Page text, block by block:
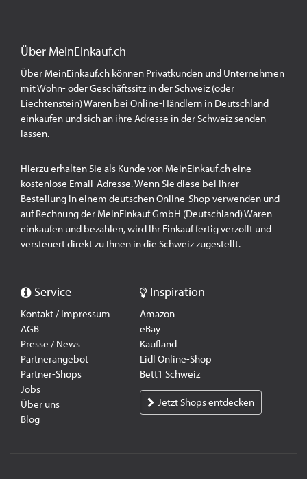
Über MeinEinkauf.ch
Über MeinEinkauf.ch können Privatkunden und Unternehmen
mit Wohn- oder Geschäftssitz in der Schweiz (oder
Liechtenstein) Waren bei Online-Händlern in Deutschland
einkaufen und sich an ihre Adresse in der Schweiz senden
lassen.
Hierzu erhalten Sie als Kunde von MeinEinkauf.ch eine
kostenlose Email-Adresse. Wenn Sie diese bei Ihrer
Bestellung in einem deutschen Online-Shop verwenden und
auf Rechnung der MeinEinkauf GmbH (Deutschland) Waren
einkaufen und bezahlen, wird Ihr Einkauf fertig verzollt und
versteuert direkt zu Ihnen in die Schweiz zugestellt.
Service
Kontakt / Impressum
AGB
Presse / News
Partnerangebot
Partner-Shops
Jobs
Über uns
Blog
Inspiration
Amazon
eBay
Kaufland
Lidl Online-Shop
Bett1 Schweiz
Jetzt Shops entdecken